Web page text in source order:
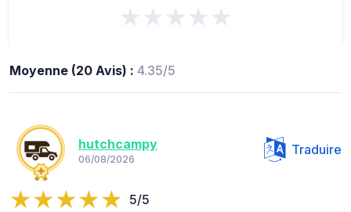
★★★★★
Moyenne (20 Avis) : 4.35/5
hutchcampy
06/08/2026
Traduire
5/5